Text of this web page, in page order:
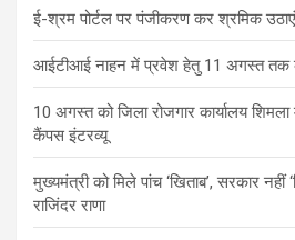
ई-श्रम पोर्टल पर पंजीकरण कर श्रमिक
आईटीआई नाहन में प्रवेश हेतु 11 अगस्त
10 अगस्त को जिला रोजगार कार्यालय
कैंपस इंटरव्यू
मुख्यमंत्री को मिले पांच ‘खिताब’, सरकार नहीं
राजिंदर राणा